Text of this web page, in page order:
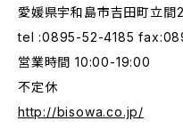
愛媛県宇和島市吉田町立
tel :0895-52-4185
営業時間 10:00-19:00
不定休
http://bisowa.co.jp/